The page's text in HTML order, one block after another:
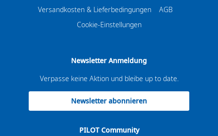
Versandkosten & Lieferbedingungen
AGB
Cookie-Einstellungen
Newsletter Anmeldung
Verpasse keine Aktion und bleibe up to date.
Newsletter abonnieren
PILOT Community